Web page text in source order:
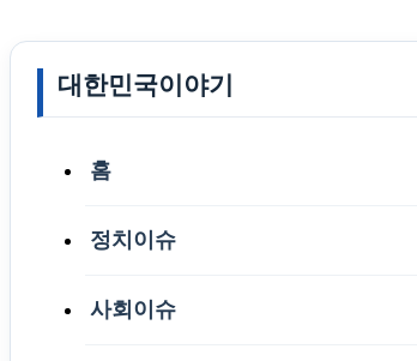
대한민국이야기
홈
정치이슈
사회이슈